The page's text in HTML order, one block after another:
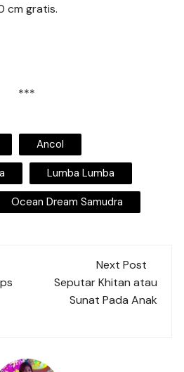
cm gratis.
***
Ancol
Lumba Lumba
Ocean Dream Samudra
Next Post
Seputar Khitan atau
Sunat Pada Anak